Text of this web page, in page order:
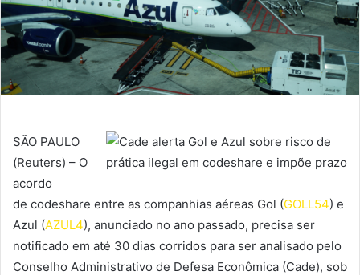
SÃO PAULO
(Reuters) – O
acordo
de codeshare entre as companhias aéreas Gol (GOLL54) e
Azul (AZUL4), anunciado no ano passado, precisa ser
notificado em até 30 dias corridos para ser analisado pelo
Conselho Administrativo de Defesa Econômica (Cade), sob